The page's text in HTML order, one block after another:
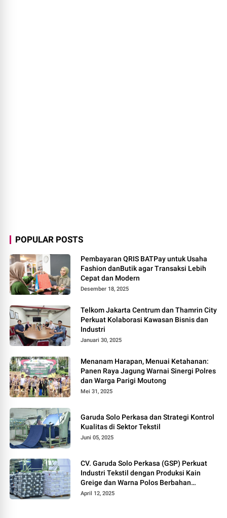
POPULAR POSTS
Pembayaran QRIS BATPay untuk Usaha
Fashion danButik agar Transaksi Lebih
Cepat dan Modern
Desember 18, 2025
Telkom Jakarta Centrum dan Thamrin City
Perkuat Kolaborasi Kawasan Bisnis dan
Industri
Januari 30, 2025
Menanam Harapan, Menuai Ketahanan:
Panen Raya Jagung Warnai Sinergi Polres
dan Warga Parigi Moutong
Mei 31, 2025
Garuda Solo Perkasa dan Strategi Kontrol
Kualitas di Sektor Tekstil
Juni 05, 2025
CV. Garuda Solo Perkasa (GSP) Perkuat
Industri Tekstil dengan Produksi Kain
Greige dan Warna Polos Berbahan
Tetoron Rayon
April 12, 2025